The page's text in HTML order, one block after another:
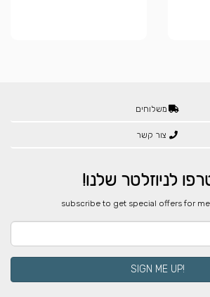
משלוחים
צור קשר
לניוזלטר שלנו!
​subscribe to get special offers for
!SIGN ME UP